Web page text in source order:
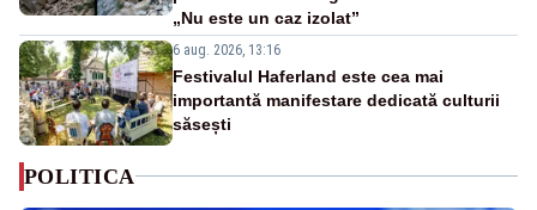
„Nu este un caz izolat”
6 aug. 2026, 13:16
Festivalul Haferland este cea mai
importantă manifestare dedicată culturii
săsești
POLITICA